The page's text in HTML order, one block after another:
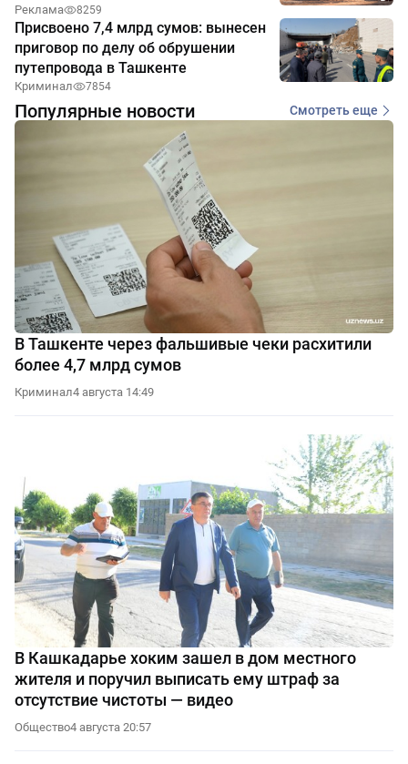
Реклама 8259
Присвоено 7,4 млрд сумов: вынесен
приговор по делу об обрушении
путепровода в Ташкенте
Криминал 7854
Популярные новости Смотреть еще
В Ташкенте через фальшивые чеки расхитили
более 4,7 млрд сумов
Криминал4 августа 14:49
В Кашкадарье хоким зашел в дом местного
жителя и поручил выписать ему штраф за
отсутствие чистоты — видео
Общество4 августа 20:57